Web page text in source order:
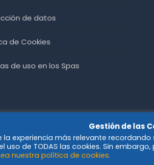
de datos
de Cookies
de uso en los Spas
Gestión de las
experiencia más relevante recordando
de TODAS las cookies. Sin
nuestra política de cookies.